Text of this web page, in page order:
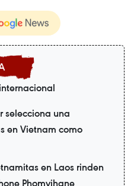
selecciona una
en Vietnam como
en Laos rinden
Phomvihane